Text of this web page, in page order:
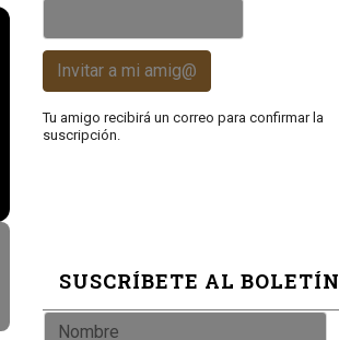
Invitar a mi amig@
Tu amigo recibirá un correo para confirmar la
suscripción.
SUSCRÍBETE AL BOLETÍN